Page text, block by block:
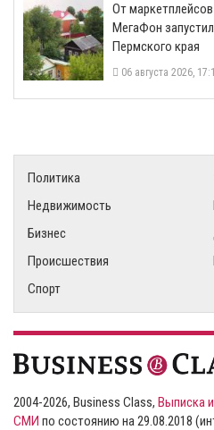
От
МегаФон
Пермского края
06 августа 2026,
Политика
Недвижимость
Бизнес
Происшествия
Спорт
2004-2026, Business Class, Выписка
СМИ по состоянию на 29.08.2018